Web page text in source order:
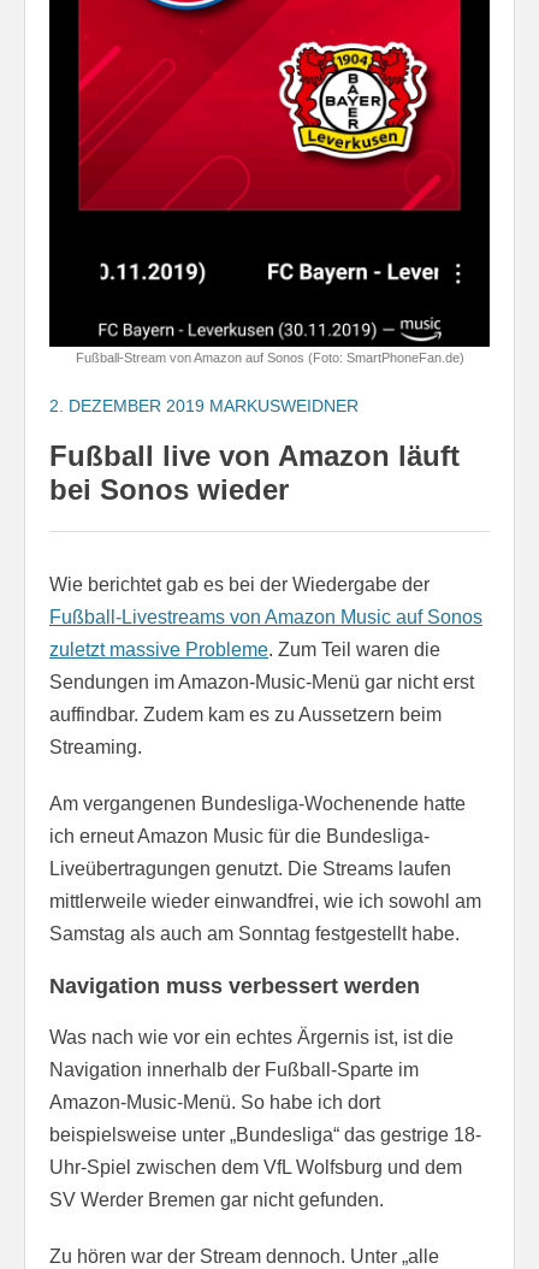
Fußball-Stream von Amazon auf Sonos (Foto: SmartPhoneFan.de)
2. DEZEMBER 2019 MARKUSWEIDNER
Fußball live von Amazon läuft
bei Sonos wieder
Wie berichtet gab es bei der Wiedergabe der
Fußball-Livestreams von Amazon Music auf Sonos
zuletzt massive Probleme. Zum Teil waren die
Sendungen im Amazon-Music-Menü gar nicht erst
auffindbar. Zudem kam es zu Aussetzern beim
Streaming.
Am vergangenen Bundesliga-Wochenende hatte
ich erneut Amazon Music für die Bundesliga-
Liveübertragungen genutzt. Die Streams laufen
mittlerweile wieder einwandfrei, wie ich sowohl am
Samstag als auch am Sonntag festgestellt habe.
Navigation muss verbessert werden
Was nach wie vor ein echtes Ärgernis ist, ist die
Navigation innerhalb der Fußball-Sparte im
Amazon-Music-Menü. So habe ich dort
beispielsweise unter „Bundesliga“ das gestrige 18-
Uhr-Spiel zwischen dem VfL Wolfsburg und dem
SV Werder Bremen gar nicht gefunden.
Zu hören war der Stream dennoch. Unter „alle